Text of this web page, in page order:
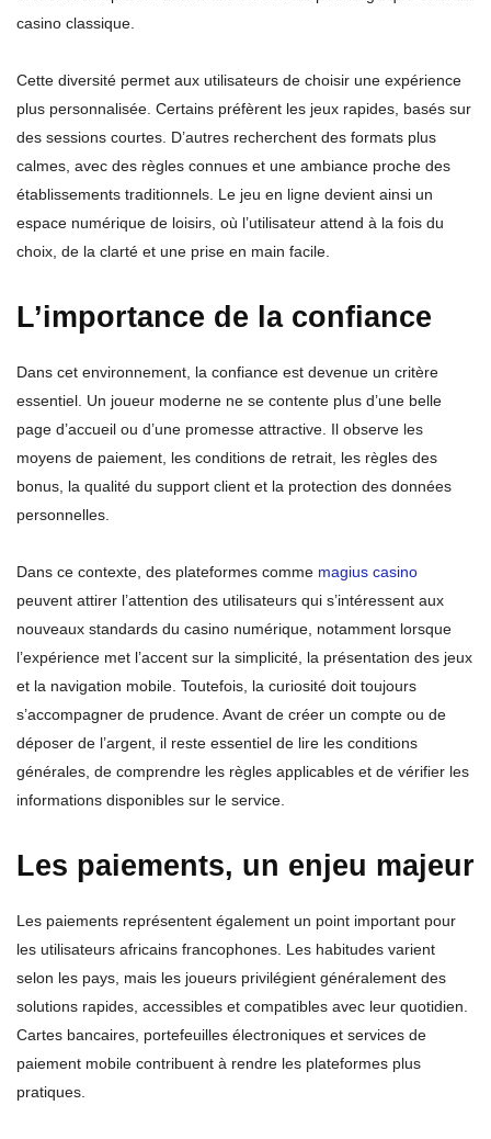
casino classique.
Cette diversité permet aux utilisateurs de choisir une expérience
plus personnalisée. Certains préfèrent les jeux rapides, basés sur
des sessions courtes. D’autres recherchent des formats plus
calmes, avec des règles connues et une ambiance proche des
établissements traditionnels. Le jeu en ligne devient ainsi un
espace numérique de loisirs, où l’utilisateur attend à la fois du
choix, de la clarté et une prise en main facile.
L’importance de la confiance
Dans cet environnement, la confiance est devenue un critère
essentiel. Un joueur moderne ne se contente plus d’une belle
page d’accueil ou d’une promesse attractive. Il observe les
moyens de paiement, les conditions de retrait, les règles des
bonus, la qualité du support client et la protection des données
personnelles.
Dans ce contexte, des plateformes comme magius casino
peuvent attirer l’attention des utilisateurs qui s’intéressent aux
nouveaux standards du casino numérique, notamment lorsque
l’expérience met l’accent sur la simplicité, la présentation des jeux
et la navigation mobile. Toutefois, la curiosité doit toujours
s’accompagner de prudence. Avant de créer un compte ou de
déposer de l’argent, il reste essentiel de lire les conditions
générales, de comprendre les règles applicables et de vérifier les
informations disponibles sur le service.
Les paiements, un enjeu majeur
Les paiements représentent également un point important pour
les utilisateurs africains francophones. Les habitudes varient
selon les pays, mais les joueurs privilégient généralement des
solutions rapides, accessibles et compatibles avec leur quotidien.
Cartes bancaires, portefeuilles électroniques et services de
paiement mobile contribuent à rendre les plateformes plus
pratiques.